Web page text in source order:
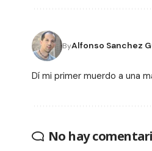
ByAlfonso Sanchez
Dí mi primer muerdo a una
No hay